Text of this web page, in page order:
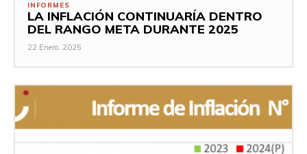
INFORMES
LA INFLACIÓN CONTINUARÍA DENTRO
DEL RANGO META DURANTE 2025
22 Enero, 2025